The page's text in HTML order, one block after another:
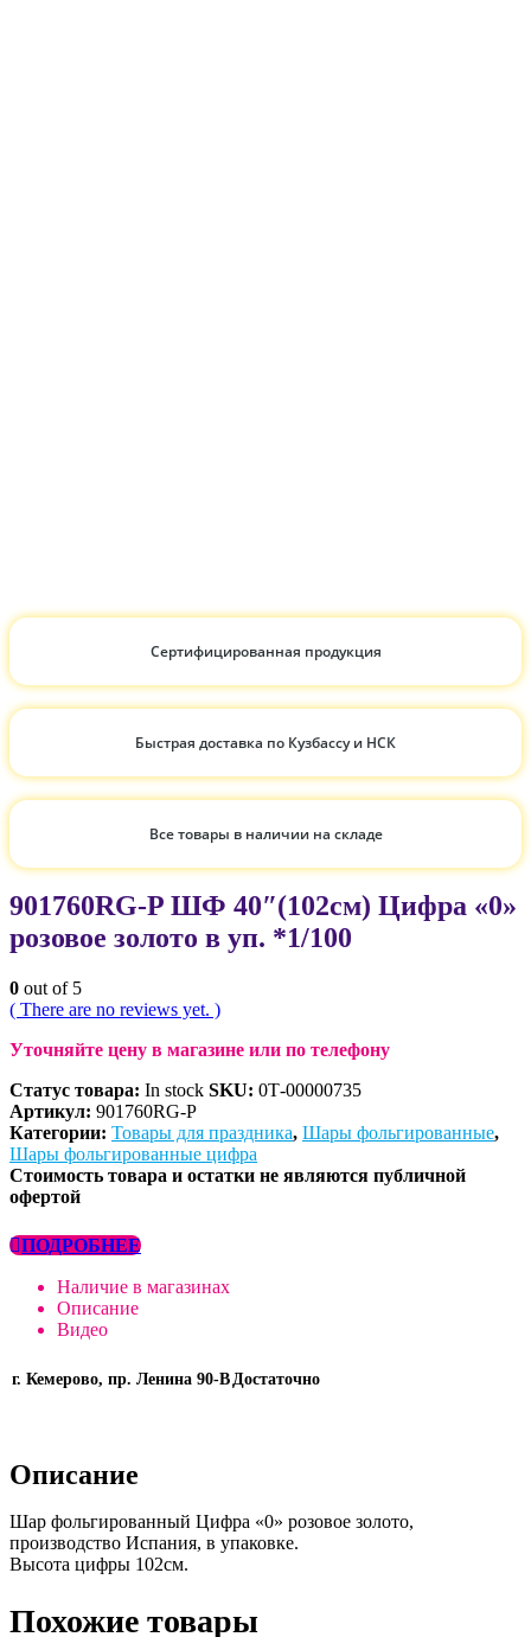
Сертифицированная продукция
Быстрая доставка по Кузбассу и НСК
Все товары в наличии на складе
901760RG-P ШФ 40″(102см) Цифра «0»
розовое золото в уп. *1/100
0 out of 5
( There are no reviews yet. )
Уточняйте цену в магазине или по телефону
Статус товара: In stock SKU: 0Т-00000735
Артикул: 901760RG-P
Категории: Товары для праздника, Шары фольгированные,
Шары фольгированные цифра
Стоимость товара и остатки не являются публичной
офертой
ПОДРОБНЕЕ
Наличие в магазинах
Описание
Видео
г. Кемерово, пр. Ленина 90-ВДостаточно
Описание
Шар фольгированный Цифра «0» розовое золото,
производство Испания, в упаковке.
Высота цифры 102см.
Похожие товары